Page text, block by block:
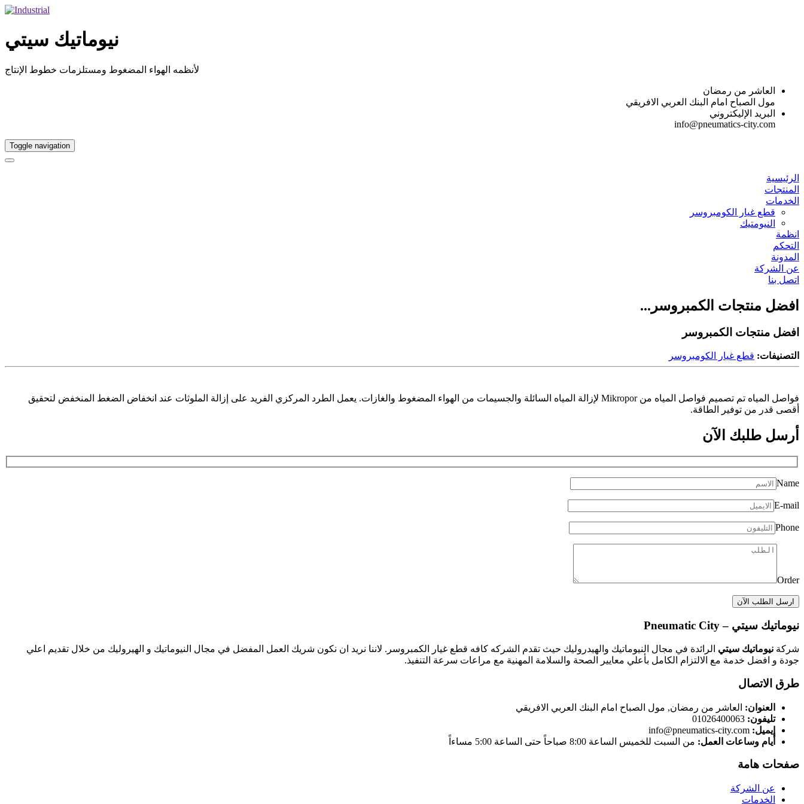
نيوماتيك سيتي
لأنظمه الهواء المضغوط ومستلزمات خطوط الإنتاج
العاشر من رمضان
مول الصباح امام البنك العربي الافريقي
البريد الإليكتروني
info@pneumatics-city.com
Toggle navigation
الرئيسية
المنتجات
الخدمات
قطع غيار الكومبروسر
النيومتيك
انظمة
التحكم
المدونة
عن الشركة
اتصل بنا
افضل منتجات الكمبروسر...
افضل منتجات الكمبروسر
التصنيفات: قطع غيار الكومبروسر
فواصل المياه تم تصميم فواصل المياه من Mikropor لإزالة المياه السائلة والجسيمات من الهواء المضغوط والغازات. يعمل الطرد المركزي الفريد على إزالة الملوثات عند انخفاض الضغط المنخفض لتحقيق
أقصى قدر من توفير الطاقة.
أرسل طلبك الآن
Name
E-mail
Phone
Order
نيوماتيك سيتي – Pneumatic City
شركة نيوماتيك سيتي الرائدة في مجال النيوماتيك والهيدروليك حيث تقدم الشركه كافه قطع غيار الكمبروسر. لاننا نريد ان نكون شريك العمل المفضل في مجال النيوماتيك و الهيروليك من خلال تقديم اعلي
جودة و افضل خدمة مع الالتزام الكامل بأعلي معايير الصحة والسلامة المهنية مع مراعات سرعة التنفيذ.
طرق الاتصال
العنوان: العاشر من رمضان, مول الصباح امام البنك العربي الافريقي
تليفون: 01026400063
إيميل: info@pneumatics-city.com
أيام وساعات العمل: من السبت للخميس الساعة 8:00 صباحاً حتى الساعة 5:00 مساءاً
صفحات هامة
عن الشركة
الخدمات